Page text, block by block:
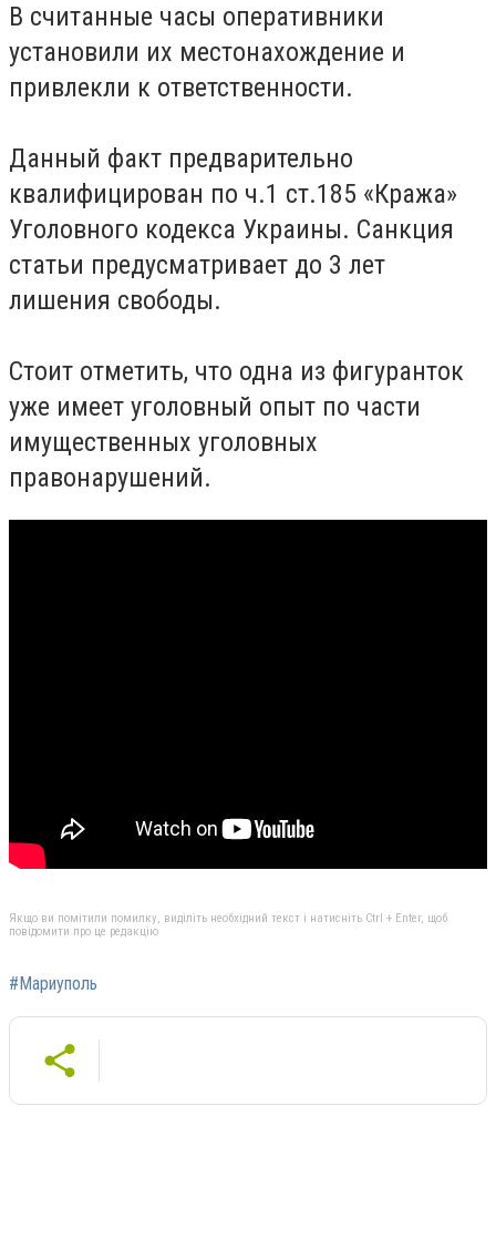
В считанные часы оперативники
установили их местонахождение и
привлекли к ответственности.
Данный факт предварительно
квалифицирован по ч.1 ст.185 «Кража»
Уголовного кодекса Украины. Санкция
статьи предусматривает до 3 лет
лишения свободы.
Стоит отметить, что одна из фигуранток
уже имеет уголовный опыт по части
имущественных уголовных
правонарушений.
Якщо ви помітили помилку, виділіть необхідний текст і натисніть Ctrl + Enter, щоб
повідомити про це редакцію
#Мариуполь